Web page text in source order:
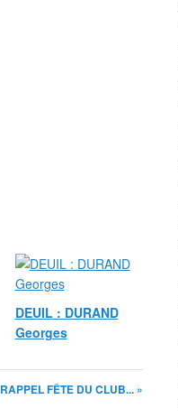
DEUIL : DURAND
Georges
RAPPEL FÊTE DU CLUB... »